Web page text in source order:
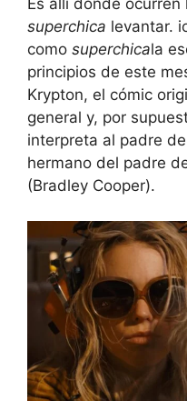
Es allí donde
superchica levantar.
como superchicala
principios de este
Krypton, el cómic
general y, por
interpreta al padre
hermano del padre
(Bradley Cooper).